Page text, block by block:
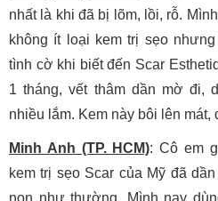
nhất là khi đã bị lõm, lồi, rỗ.
không ít loại kem trị sẹo
tình cờ khi biết đến Scar
1 tháng, vết thâm dần mờ đi,
nhiều lắm. Kem này bôi lên mát,
Minh Anh (TP. HCM): Cô em
kem trị sẹo Scar của Mỹ đã